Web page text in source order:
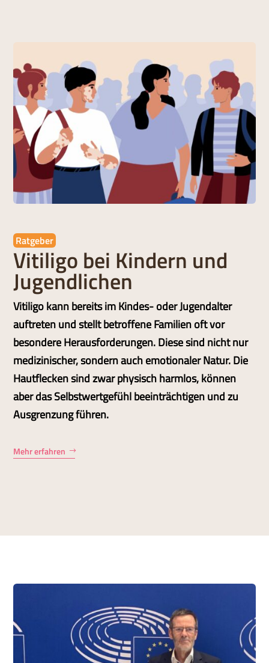
Ratgeber
Vitiligo bei Kindern und
Jugendlichen
Vitiligo kann bereits im Kindes- oder Jugendalter
auftreten und stellt betroffene Familien oft vor
besondere Herausforderungen. Diese sind nicht nur
medizinischer, sondern auch emotionaler Natur. Die
Hautflecken sind zwar physisch harmlos, können
aber das Selbstwertgefühl beeinträchtigen und zu
Ausgrenzung führen.
Mehr erfahren